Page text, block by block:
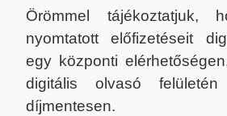
Örömmel tájékoztatjuk,
nyomtatott előfizetéseit
egy központi
digitális olvasó
díjmentesen.